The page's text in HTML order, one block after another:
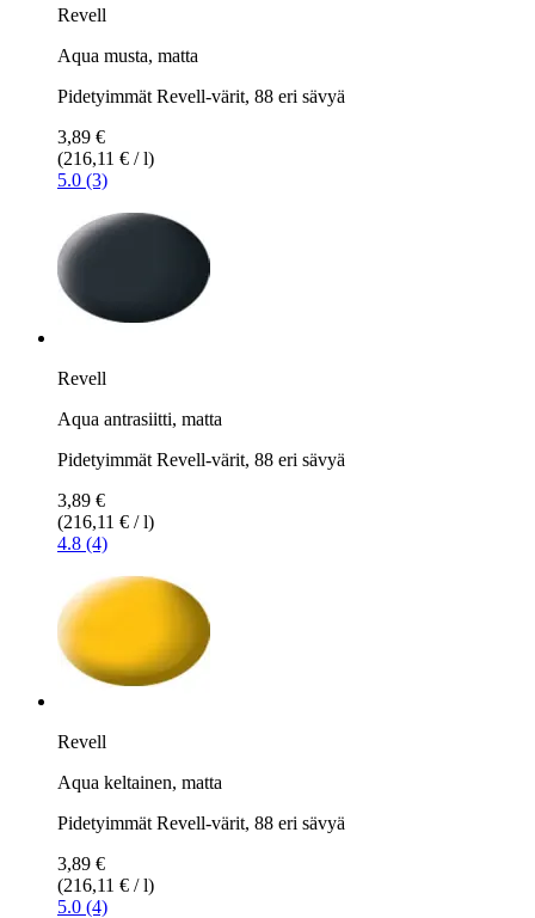
Revell
Aqua musta, matta
Pidetyimmät Revell-värit, 88 eri sävyä
3,89 €
(216,11 € / l)
5.0 (3)
Revell
Aqua antrasiitti, matta
Pidetyimmät Revell-värit, 88 eri sävyä
3,89 €
(216,11 € / l)
4.8 (4)
Revell
Aqua keltainen, matta
Pidetyimmät Revell-värit, 88 eri sävyä
3,89 €
(216,11 € / l)
5.0 (4)